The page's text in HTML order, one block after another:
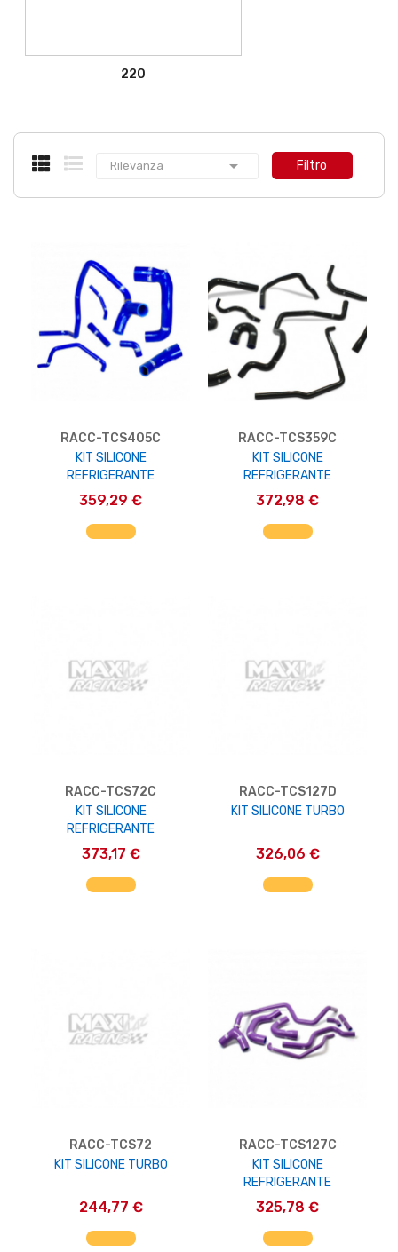
220
Rilevanza  Filtro
RACC-TCS405C
KIT SILICONE
REFRIGERANTE
359,29 €
AGGIUNGI AL CARRELLO
RACC-TCS359C
KIT SILICONE
REFRIGERANTE
372,98 €
AGGIUNGI AL CARRELLO
RACC-TCS72C
KIT SILICONE
REFRIGERANTE
373,17 €
AGGIUNGI AL CARRELLO
RACC-TCS127D
KIT SILICONE TURBO
326,06 €
AGGIUNGI AL CARRELLO
RACC-TCS72
KIT SILICONE TURBO
244,77 €
AGGIUNGI AL CARRELLO
RACC-TCS127C
KIT SILICONE
REFRIGERANTE
325,78 €
AGGIUNGI AL CARRELLO